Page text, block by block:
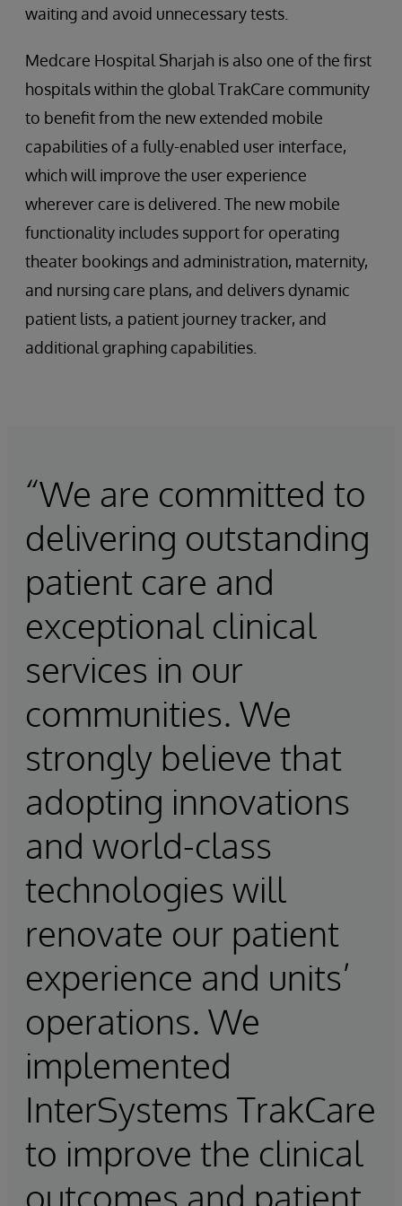
waiting and avoid unnecessary tests.
Medcare Hospital Sharjah is also one of the first
hospitals within the global TrakCare community
to benefit from the new extended mobile
capabilities of a fully-enabled user interface,
which will improve the user experience
wherever care is delivered. The new mobile
functionality includes support for operating
theater bookings and administration, maternity,
and nursing care plans, and delivers dynamic
patient lists, a patient journey tracker, and
additional graphing capabilities.
“We are committed to
delivering outstanding
patient care and
exceptional clinical
services in our
communities. We
strongly believe that
adopting innovations
and world-class
technologies will
renovate our patient
experience and units’
operations. We
implemented
InterSystems TrakCare
to improve the clinical
outcomes and patient